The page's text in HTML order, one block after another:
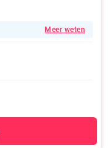
Meer weten